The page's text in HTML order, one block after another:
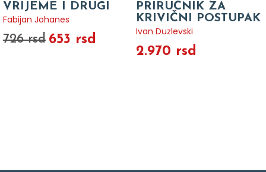
VRIJEME I DRUGI
Fabijan Johanes
726 rsd 653 rsd
PRIRUČNIK ZA
KRIVIČNI POSTUPAK
Ivan Duzlevski
2.970 rsd